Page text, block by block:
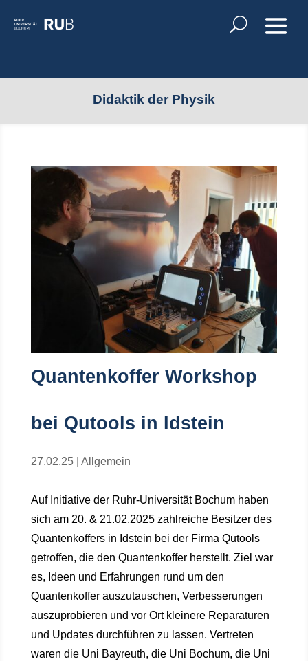
Didaktik der Physik
Quantenkoffer Workshop
bei Qutools in Idstein
27.02.25| Allgemein
Auf Initiative der Ruhr-Universität Bochum haben
sich am 20. & 21.02.2025 zahlreiche Besitzer des
Quantenkoffers in Idstein bei der Firma Qutools
getroffen, die den Quantenkoffer herstellt. Ziel war
es, Ideen und Erfahrungen rund um den
Quantenkoffer auszutauschen, Verbesserungen
auszuprobieren und vor Ort kleinere Reparaturen
und Updates durchführen zu lassen. Vertreten
waren die Uni Bayreuth, die Uni Bochum, die Uni